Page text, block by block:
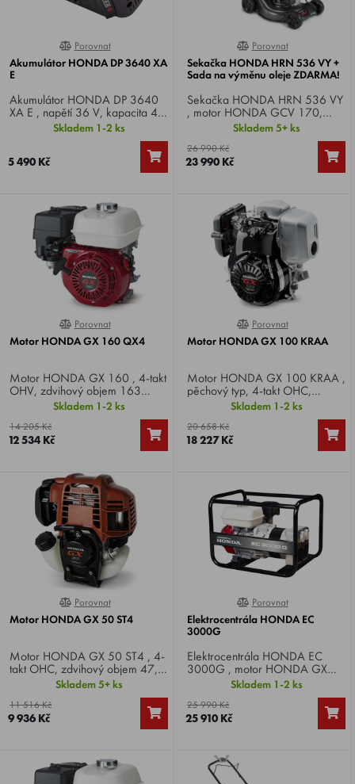
0%
Porovnat
Akumulátor HONDA DP 3640 XA
E
Akumulátor HONDA DP 3640
XA E , napětí 36 V, kapacita 4,0
Skladem 1-2 ks
5 490 Kč
0%
Porovnat
Sekačka HONDA HRN 536 VY +
Sada na výměnu oleje ZDARMA!
Sekačka HONDA HRN 536 VY
, motor HONDA GCV 170,
výkon 6 HP, spojka nože Roto-
Stop , záběr 53 cm, pojezd
plynule SMART Drive, podvozek
ocel, integrovaný můlčovací
Skladem 5+ ks
26 990 Kč
23 990 Kč
0%
Porovnat
Motor HONDA GX 160 QX4
Motor HONDA GX 160 , 4-takt
OHV, zdvihový objem 163
cm3, výkon 4,8 HP. Specifikace
Skladem 1-2 ks
14 205 Kč
12 534 Kč
0%
Porovnat
Motor HONDA GX 100 KRAA
Motor HONDA GX 100 KRAA ,
pěchový typ, 4-takt OHC,
zdvihový objem 98 cm3, výkon
2,8 HP, specifikace KRG
hmotnost 10,7 kg.
Skladem 1-2 ks
20 658 Kč
18 227 Kč
0%
Porovnat
Motor HONDA GX 50 ST4
Motor HONDA GX 50 ST4 , 4-
takt OHC, zdvihový objem 47,9
cm3, výkon 2,0 HP. Specifikace
Skladem 5+ ks
11 516 Kč
9 936 Kč
0%
Porovnat
Elektrocentrála HONDA EC
3000G
Elektrocentrála HONDA EC
3000G , motor HONDA GX
200, výkon 6 HP, 4-takt,
alternátor 3,0 kW, napětí 230
V, jmenovitý proud 10,9 A,
hmotnost 41 kg.
Skladem 1-2 ks
25 990 Kč
25 910 Kč